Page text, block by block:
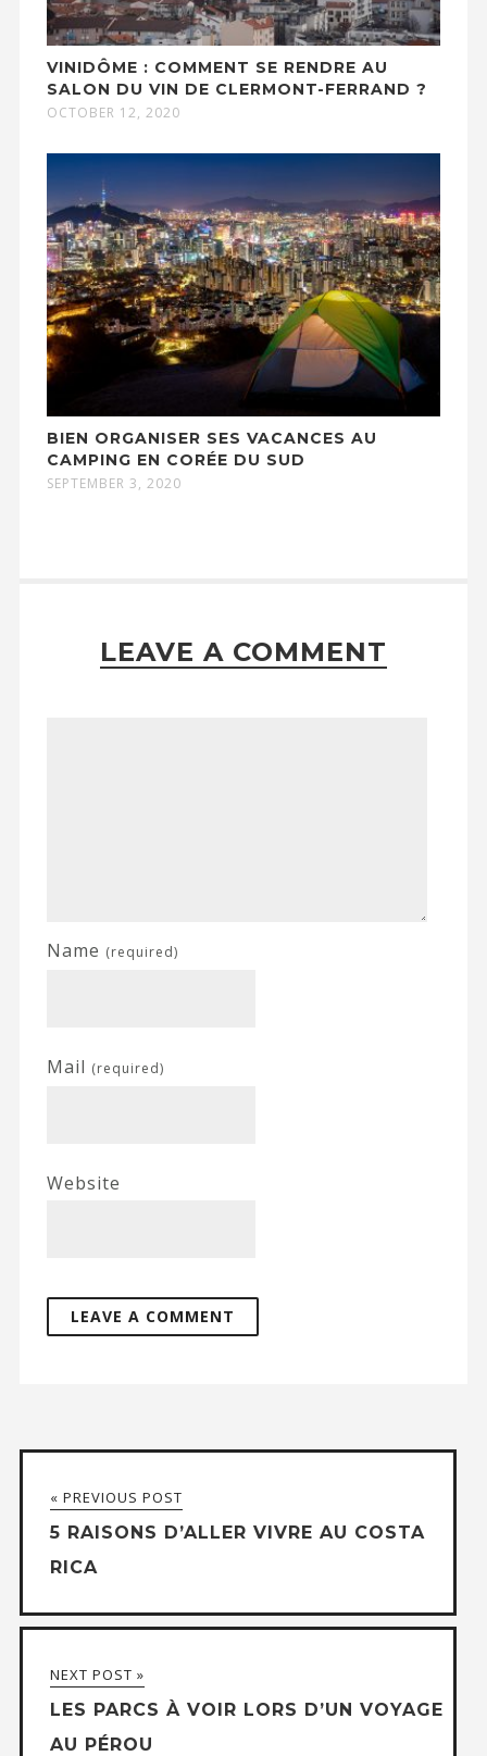
VINIDÔME : COMMENT SE RENDRE AU
SALON DU VIN DE CLERMONT-FERRAND ?
OCTOBER 12, 2020
BIEN ORGANISER SES VACANCES AU
CAMPING EN CORÉE DU SUD
SEPTEMBER 3, 2020
LEAVE A COMMENT
Name (required)
Mail (required)
Website
« PREVIOUS POST
5 RAISONS D’ALLER VIVRE AU COSTA
RICA
NEXT POST »
LES PARCS À VOIR LORS D’UN VOYAGE
AU PÉROU